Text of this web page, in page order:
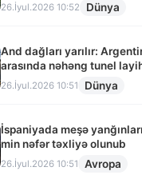
26.İyul.2026 10:52 Dünya
And dağları yarılır:
arasında nəhəng tunel
26.İyul.2026 10:51 Dünya
İspaniyada meşə
min nəfər təxliyə olunub
26.İyul.2026 10:51 Avropa